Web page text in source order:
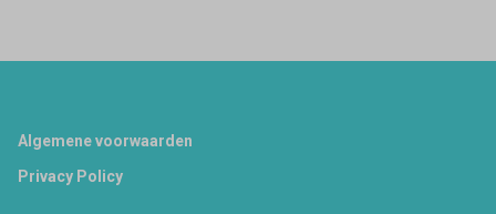
Footer
Algemene voorwaarden
Privacy Policy